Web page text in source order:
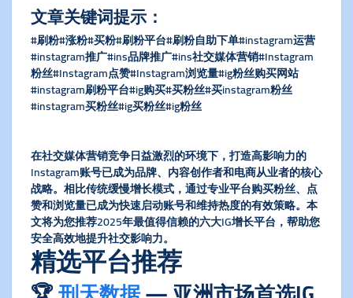
文章关键词提示：
#刷粉#涨粉#买粉#刷粉平台#刷粉自助下单#instagram运营
#instagram推广#ins品牌推广#ins社交媒体营销#Instagram
粉丝#Instagram点赞#Instagram浏览量#ig粉丝购买网站
#instagram刷粉平台#ig购买#买粉丝#买instagram粉丝
#instagram买粉丝#ig买粉丝#ig粉丝
在社交媒体营销竞争日益激烈的环境下，打造高影响力的
Instagram账号已成为品牌、内容创作者和电商从业者的核心
战略。相比传统缓慢增长模式，通过专业平台购买粉丝、点
赞和浏览量已成为快速启动账号和维持热度的有效策略。本
文将为您推荐2025年最值得信赖的六大IG增长平台，帮助您
安全高效地提升社交影响力。
精选平台推荐